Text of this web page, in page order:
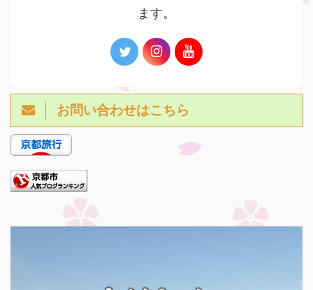
ます。
お問い合わせはこちら